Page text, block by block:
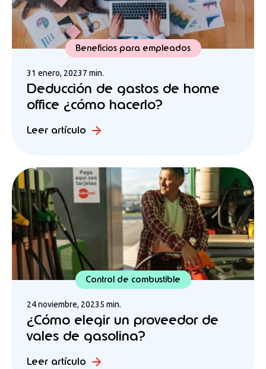
Beneficios para empleados
31 enero, 20237 min.
Deducción de gastos de home
office ¿cómo hacerlo?
Leer artículo
Control de combustible
24 noviembre, 20235 min.
¿Cómo elegir un proveedor de
vales de gasolina?
Leer artículo